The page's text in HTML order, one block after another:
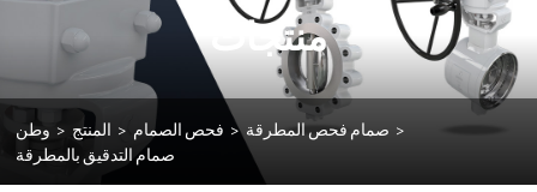
منتجات
وطن > المنتج > فحص الصمام > صمام فحص المطرقة >
صمام التدقيق بالمطرقة